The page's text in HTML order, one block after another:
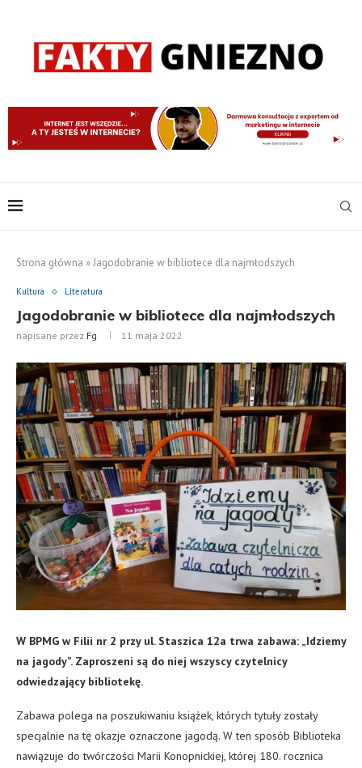
Strona główna »Jagodobranie w bibliotece dla najmłodszych
Kultura Literatura
Jagodobranie w bibliotece dla najmłodszych
napisane przez Fg 11 maja 2022
W BPMG w Filii nr 2 przy ul. Staszica 12a trwa zabawa: „Idziemy
na jagody”. Zaproszeni są do niej wszyscy czytelnicy
odwiedzający bibliotekę.
Zabawa polega na poszukiwaniu książek, których tytuły zostały
specjalnie na tę okazje oznaczone jagodą. W ten sposób Biblioteka
nawiązuje do twórczości Marii Konopnickiej, której 180. rocznica